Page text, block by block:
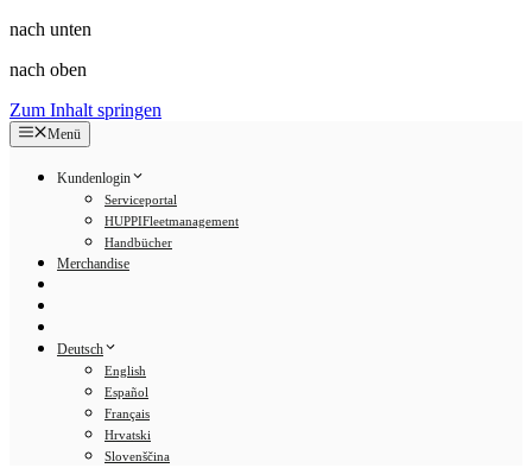
nach unten
nach oben
Zum Inhalt springen
Menü
Kundenlogin
Serviceportal
HUPPIFleetmanagement
Handbücher
Merchandise
Deutsch
English
Español
Français
Hrvatski
Slovenščina